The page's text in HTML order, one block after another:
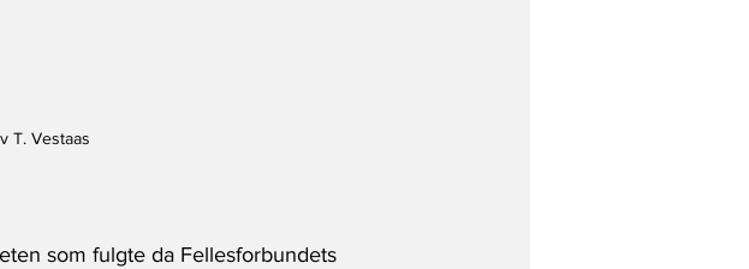
T. Vestaas
som fulgte da Fellesforbundets